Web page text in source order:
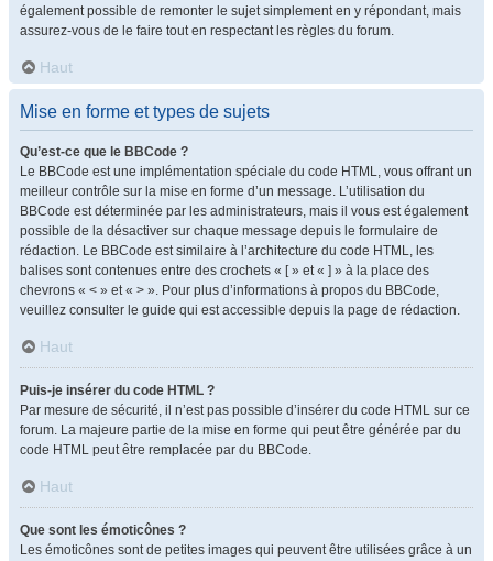
également possible de remonter le sujet simplement en y répondant, mais
assurez-vous de le faire tout en respectant les règles du forum.
Haut
Mise en forme et types de sujets
Qu’est-ce que le BBCode ?
Le BBCode est une implémentation spéciale du code HTML, vous offrant un
meilleur contrôle sur la mise en forme d’un message. L’utilisation du
BBCode est déterminée par les administrateurs, mais il vous est également
possible de la désactiver sur chaque message depuis le formulaire de
rédaction. Le BBCode est similaire à l’architecture du code HTML, les
balises sont contenues entre des crochets « [ » et « ] » à la place des
chevrons « < » et « > ». Pour plus d’informations à propos du BBCode,
veuillez consulter le guide qui est accessible depuis la page de rédaction.
Haut
Puis-je insérer du code HTML ?
Par mesure de sécurité, il n’est pas possible d’insérer du code HTML sur ce
forum. La majeure partie de la mise en forme qui peut être générée par du
code HTML peut être remplacée par du BBCode.
Haut
Que sont les émoticônes ?
Les émoticônes sont de petites images qui peuvent être utilisées grâce à un